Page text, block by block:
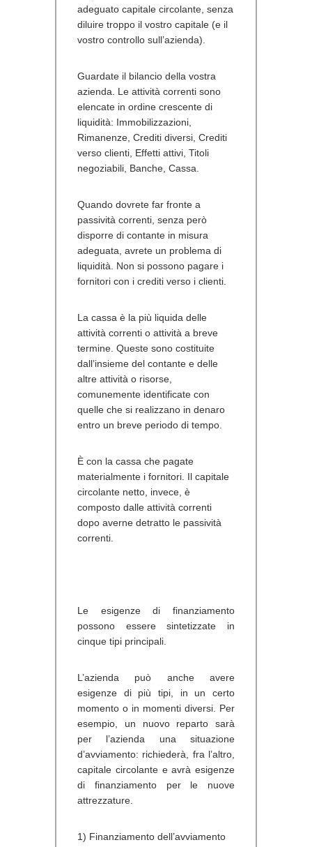
adeguato capitale circolante, senza
diluire troppo il vostro capitale (e il
vostro controllo sull’azienda).
Guardate il bilancio della vostra
azienda. Le attività correnti sono
elencate in ordine crescente di
liquidità: Immobilizzazioni,
Rimanenze, Crediti diversi, Crediti
verso clienti, Effetti attivi, Titoli
negoziabili, Banche, Cassa.
Quando dovrete far fronte a
passività correnti, senza però
disporre di contante in misura
adeguata, avrete un problema di
liquidità. Non si possono pagare i
fornitori con i crediti verso i clienti.
La cassa è la più liquida delle
attività correnti o attività a breve
termine. Queste sono costituite
dall’insieme del contante e delle
altre attività o risorse,
comunemente identificate con
quelle che si realizzano in denaro
entro un breve periodo di tempo.
È con la cassa che pagate
materialmente i fornitori. Il capitale
circolante netto, invece, è
composto dalle attività correnti
dopo averne detratto le passività
correnti.
Le esigenze di finanziamento
possono essere sintetizzate in
cinque tipi principali.
L’azienda può anche avere
esigenze di più tipi, in un certo
momento o in momenti diversi. Per
esempio, un nuovo reparto sarà
per l’azienda una situazione
d’avviamento: richiederà, fra l’altro,
capitale circolante e avrà esigenze
di finanziamento per le nuove
attrezzature.
1) Finanziamento dell’avviamento